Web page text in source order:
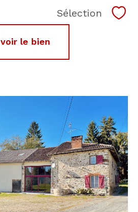
Sélection
voir le bien